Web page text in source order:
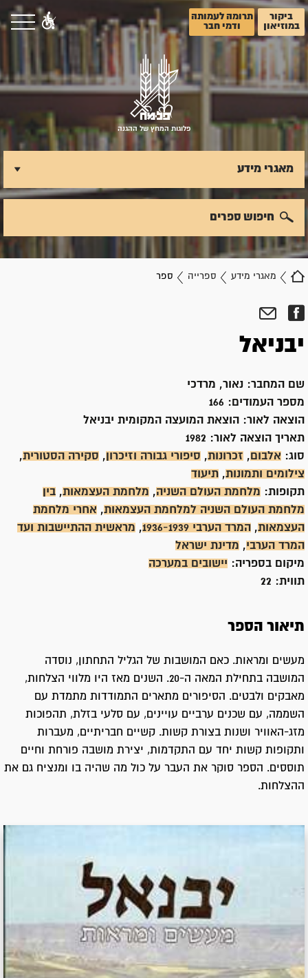
ביקור
במוזיאון
תרומה לעמותה
ודמי חבר
פלוגות המחץ של ההגנה
מאגרי מידע ספרייה ספר
מאגרי מידע
חיפוש ספרים
יבניאל
שם המחבר: נאור, מרדכי
מספר העמודים: 166
הוצאה לאור:
הוצאת המועצה המקומית יבניאל
תאריך הוצאה לאור:
סוג: אלבום , זכרונות, סיפורי גבורה וזיכרון , סקירה הסטורית,
צילומים ותמונות, תיעוד
תקופות: מלחמת העולם השניה, מלחמת העצמאות, בין
מלחמת העולם השניה למלחמת העצמאות, אחרי מלחמת
העצמאות, המרד הערבי 1936-1939 , מראשית ההתיישבות ועד
המרד הערבי, מדינת ישראל
מיקום בספריה: יישובים במערכה
תווית: 22
תיאור הספר
מעשים ומראות. כאם המושבות של הגליל התחתון, נוסדה
המושבה בתחילת המאה ה-20. השנים מאז היו מלווי הצלחות,
מאבקים ולבטים. הסיפורים מתארים התמודדות מתמדת עם
השממה, עם שכנים ערביים עויינים, עם סלעי בזלת, תהפוכות
מזג-האוויר ושנות בצורת קשות. קשיים חבריתיים, מעברות
ותקופות קשות יחד עם התקדמות, יצירת מושבה פורחת וחיים
תוססים. הספר סוקר את העבר על כול מה שהיה בו ומנציח גם את
ההצלחות.